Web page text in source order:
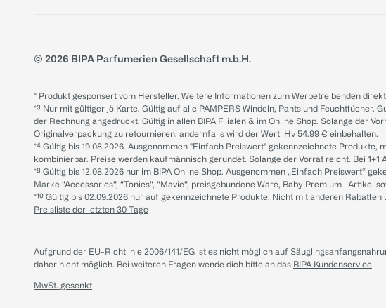
© 2026 BIPA Parfumerien Gesellschaft m.b.H.
* Produkt gesponsert vom Hersteller. Weitere Informationen zum Werbetreibenden
*³ Nur mit gültiger jö Karte. Gültig auf alle PAMPERS Windeln, Pants und
der Rechnung angedruckt. Gültig in allen BIPA Filialen & im Online Shop. Solange der
Originalverpackung zu retournieren, andernfalls wird der Wert iHv 54.99 € einbehalten.
*⁴ Gültig bis 19.08.2026. Ausgenommen "Einfach Preiswert" gekennzeichnete
kombinierbar. Preise werden kaufmännisch gerundet. Solange der Vorrat reicht. Bei 1+1
*⁸ Gültig bis 12.08.2026 nur im BIPA Online Shop. Ausgenommen „Einfach Preiswert“
Marke “Accessories“, “Tonies“, “Mavie“, preisgebundene Ware, Baby Premium-
*¹⁰ Gültig bis 02.09.2026 nur auf gekennzeichnete Produkte. Nicht mit anderen
Preisliste der letzten 30 Tage
Aufgrund der EU-Richtlinie 2006/141/EG ist es nicht möglich auf
daher nicht möglich. Bei weiteren Fragen wende dich bitte an das BIPA Kundenservice.
MwSt. gesenkt